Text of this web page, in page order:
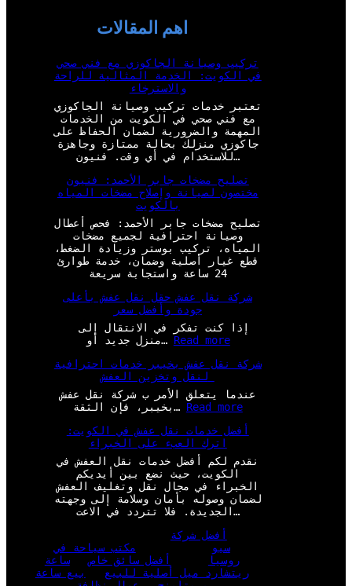
اهم المقالات
تركيب وصيانة الجاكوزي مع فني صحي
في الكويت: الخدمة المثالية للراحة
والاسترخاء
تعتبر خدمات تركيب وصيانة الجاكوزي
مع فني صحي في الكويت من الخدمات
المهمة والضرورية لضمان الحفاظ على
جاكوزي منزلك بحالة ممتازة وجاهزة
للاستخدام في أي وقت. فنيون…
تصليح مضخات جابر الأحمد: فنيون
مختصون لصيانة وإصلاح مضخات المياه
بالكويت
تصليح مضخات جابر الأحمد: فحص أعطال
وصيانة احترافية لجميع مضخات
المياه، تركيب بوستر وزيادة الضغط،
قطع غيار أصلية وضمان، خدمة طوارئ
24 ساعة واستجابة سريعة
شركة نقل عفش حقل نقل عفش بأعلى
جودة وأفضل سعر
إذا كنت تفكر في الانتقال إلى
منزل جديد أو… Read more:
ن
ق
ل
ع
ش
ح
ق
ل
ن
ع
ف
ش
شركة نقل عفش بخيبر خدمات احترافية
عندما يتعلق الأمر ب شركة نقل عفش
بخيبر، فإن الثقة… Read more:
ة
ن
ق
ل
ع
ب
أفضل خدمات نقل عفش في الكويت:
اترك العبء على الخبراء
نقدم لكم أفضل خدمات نقل العفش في
الكويت، حيث نضع بين أيديكم
الخبراء في مجال نقل وتغليف العفش
لضمان وصوله بأمان وسلامة إلى وجهته
الجديدة. فلا تتردد في الاعت…
أفضل شركة
سيو
مكتب سياحة في
روسيا
أفضل سائق خاص
ساعة
ريتشارد ميل أصلية للبيع
بيع ساعة